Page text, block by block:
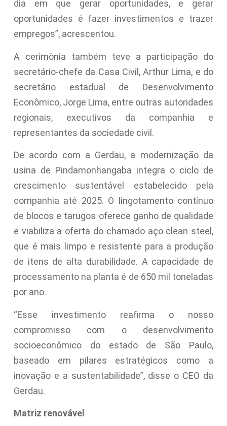
dia em que gerar oportunidades, e gerar
oportunidades é fazer investimentos e trazer
empregos”, acrescentou.
A cerimônia também teve a participação do
secretário-chefe da Casa Civil, Arthur Lima, e do
secretário estadual de Desenvolvimento
Econômico, Jorge Lima, entre outras autoridades
regionais, executivos da companhia e
representantes da sociedade civil.
De acordo com a Gerdau, a modernização da
usina de Pindamonhangaba integra o ciclo de
crescimento sustentável estabelecido pela
companhia até 2025. O lingotamento contínuo
de blocos e tarugos oferece ganho de qualidade
e viabiliza a oferta do chamado aço clean steel,
que é mais limpo e resistente para a produção
de itens de alta durabilidade. A capacidade de
processamento na planta é de 650 mil toneladas
por ano.
“Esse investimento reafirma o nosso
compromisso com o desenvolvimento
socioeconômico do estado de São Paulo,
baseado em pilares estratégicos como a
inovação e a sustentabilidade”, disse o CEO da
Gerdau.
Matriz renovável